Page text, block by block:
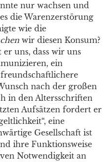
nur wachsen und
die Warenzerstörung
wie die
wir diesen Konsum?
uns, dass wir uns
ein
nach der großen
in den Altersschriften
Aufsätzen fordert er
eine
Gesellschaft ist
ihre Funktionsweise
Notwendigkeit an